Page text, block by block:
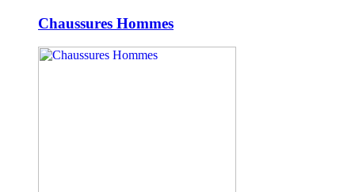
Chaussures Hommes